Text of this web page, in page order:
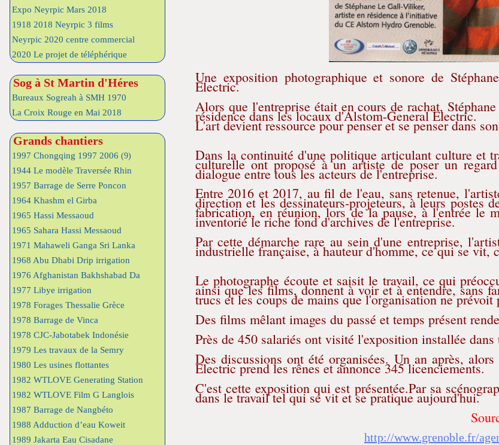
Expo Neyrpic Mars 2018
1918 2018 Neyrpic 3 films
Neyrpic 2020 centre commercial
2020 Le projet de téléphérique
Sog à St Martin d'Héres
Bureaux Sogreah à SMH 1970
La Croix Rouge en Mai 2018
Grands chantiers
1997 Chongqing 1997 2006 (9)
1944 Le modèle Traversée Rhin
1957 Barrage de Serre Poncon
1964 Khashm el Girba
1965 Hassi Messaoud
1965 Sahara Hassi Messaoud
1971 Mahaweli Ganga Sri Lanka
1968 Abu Dhabi Drip irrigation
1976 Afghanistan Bakhshabad Da
1977 Libye irrigation
1978 Forages Thessalie Grèce
1978 Barrage de Vinca
1978 CJC-Jabotabek Indonésie
1979 Les travaux de la Semry
1980 Les usines flottantes
1982 WTLOVE Generating Station
1982 WTLOVE Film G Langlois
1987 Barrage de Nangbéto
1988 Adduction d’eau Koweit
1989 Jakarta Eau Cisadane
Une exposition photographique et sonore de
Electric.
Alors que l'entreprise était en cours de rachat,
résidence dans les locaux d'Alstom-General Electric.
L'art devient ressource pour penser et se penser dans
Dans la continuité d'une politique articulant culture et
culturelle ont proposé à un artiste de poser un
dialogue entre tous les acteurs de l'entreprise.
Entre 2016 et 2017, au fil de l'eau, sans retenue,
direction et les dessinateurs-projeteurs, à leurs postes
fabrication, en réunion, lors de la pause, à l'entrée le
inventorié le riche fond d'archives de l'entreprise.
Par cette démarche rare au sein d'une entreprise,
industrielle française, à hauteur d'homme, ce qui se
Le photographe écoute et saisit le travail, ce qui
ainsi que les films, donnent à voir et à entendre, sans
trucs et les coups de mains que l'organisation ne prévoit
Des films mêlant images du passé et temps présent
Près de 450 salariés ont visité l'exposition installée
Des discussions ont été organisées. Un an après,
Electric prend les rênes et annonce 345 licenciements.
C'est cette exposition qui est présentée.Par sa
dans le travail tel qui se vit et se pratique aujourd'hui.
http://www.grenoble.fr/